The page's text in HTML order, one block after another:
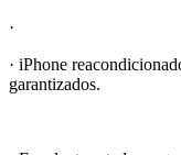
·
· iPhone
garantizados.